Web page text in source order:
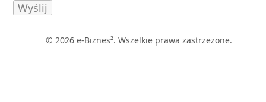
© 2026 e-Biznes². Wszelkie prawa zastrzeżone.